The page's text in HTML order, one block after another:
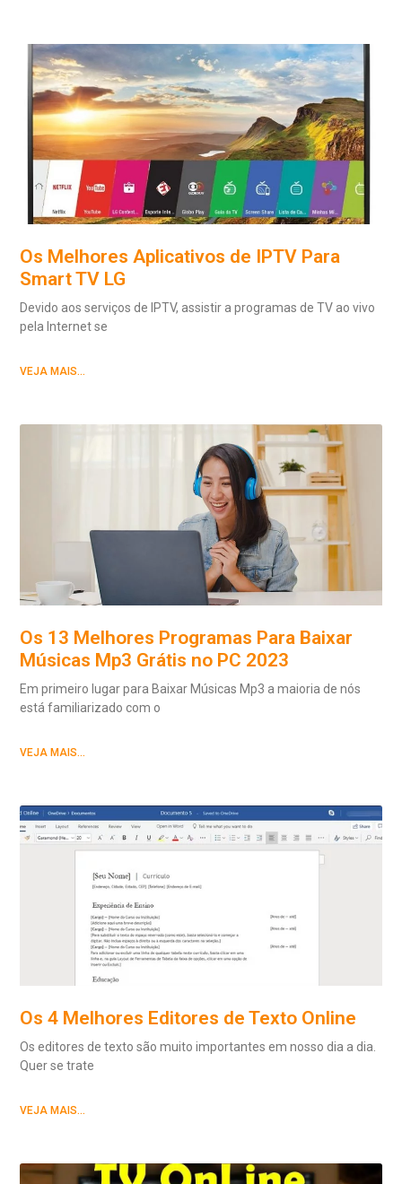
Os Melhores Aplicativos de IPTV Para
Smart TV LG
Devido aos serviços de IPTV, assistir a programas de TV ao vivo
pela Internet se
VEJA MAIS...
Os 13 Melhores Programas Para Baixar
Músicas Mp3 Grátis no PC 2023
Em primeiro lugar para Baixar Músicas Mp3 a maioria de nós
está familiarizado com o
VEJA MAIS...
Os 4 Melhores Editores de Texto Online
Os editores de texto são muito importantes em nosso dia a dia.
Quer se trate
VEJA MAIS...